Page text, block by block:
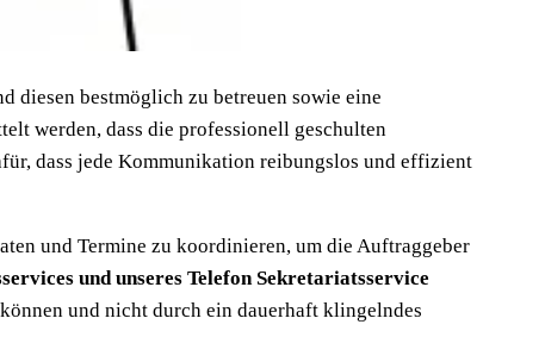
diesen bestmöglich zu betreuen sowie eine
werden, dass die professionell geschulten
dass jede Kommunikation reibungslos und effizient
und Termine zu koordinieren, um die Auftraggeber
und unseres Telefon Sekretariatsservice
und nicht durch ein dauerhaft klingelndes